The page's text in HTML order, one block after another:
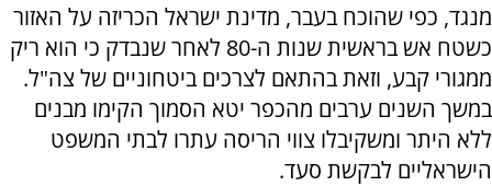
מנגד, כפי שהוכח בעבר, מדינת ישראל הכריזה על האזור
כשטח אש בראשית שנות ה-80 לאחר שנבדק כי הוא ריק
ממגורי קבע, וזאת בהתאם לצרכים ביטחוניים של צה"ל.
במשך השנים ערבים מהכפר יטא הסמוך הקימו מבנים
ללא היתר ומשקיבלו צווי הריסה עתרו לבתי המשפט
הישראליים לבקשת סעד.